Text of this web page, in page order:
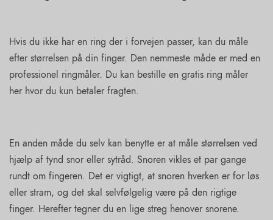
Hvis du ikke har en ring der i forvejen passer, kan du måle
efter størrelsen på din finger. Den nemmeste måde er med en
professionel ringmåler. Du kan bestille en gratis ring måler
her hvor du kun betaler fragten.
En anden måde du selv kan benytte er at måle størrelsen ved
hjælp af tynd snor eller sytråd. Snoren vikles et par gange
rundt om fingeren. Det er vigtigt, at snoren hverken er for løs
eller stram, og det skal selvfølgelig være på den rigtige
finger. Herefter tegner du en lige streg henover snorene.